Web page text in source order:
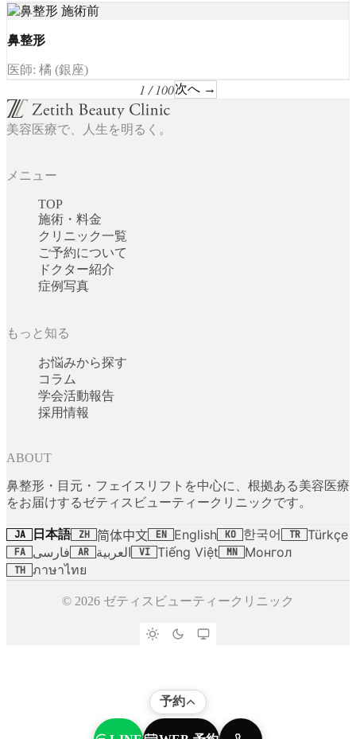
鼻整形
医師: 橘 (銀座)
1 / 100次へ →
美容医療で、人生を明るく。
メニュー
TOP
施術・料金
クリニック一覧
ご予約について
ドクター紹介
症例写真
もっと知る
お悩みから探す
コラム
学会活動報告
採用情報
ABOUT
鼻整形・目元・フェイスリフトを中心に、根拠ある美容医療
をお届けするゼティスビューティークリニックです。
JA 日本語 ZH 简体中文 EN English KO 한국어 TR Türkçe
FA فارسی AR العربية VI Tiếng Việt MN Монгол
TH ภาษาไทย
© 2026 ゼティスビューティークリニック
予約